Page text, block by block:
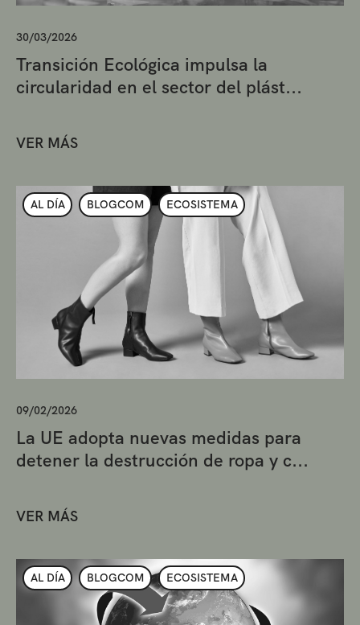
30/03/2026
Transición Ecológica impulsa la
circularidad en el sector del plást...
VER MÁS
AL DÍA BLOGCOM ECOSISTEMA
09/02/2026
La UE adopta nuevas medidas para
detener la destrucción de ropa y c...
VER MÁS
AL DÍA BLOGCOM ECOSISTEMA